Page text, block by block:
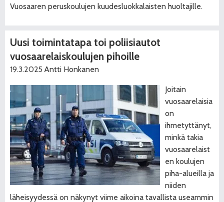
Vuosaaren peruskoulujen kuudesluokkalaisten huoltajille.
Uusi toimintatapa toi poliisiautot
vuosaarelaiskoulujen pihoille
19.3.2025 Antti Honkanen
Joitain
vuosaarelaisia
on
ihmetyttänyt,
minkä takia
vuosaarelaist
en koulujen
piha-alueilla ja
niiden
läheisyydessä on näkynyt viime aikoina tavallista useammin